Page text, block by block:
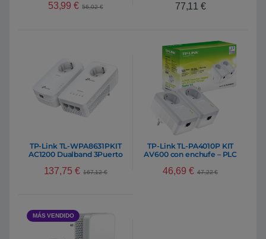
53,99€ 56,02€ 77,11 €
TP-Link TL-WPA8631PKIT
AC1200 Dualband 3Puerto
137,75 € 167,12€
TP-Link TL-PA4010P KIT
AV600 con enchufe – PLC
46,69 € 47,22€
MÁS VENDIDO